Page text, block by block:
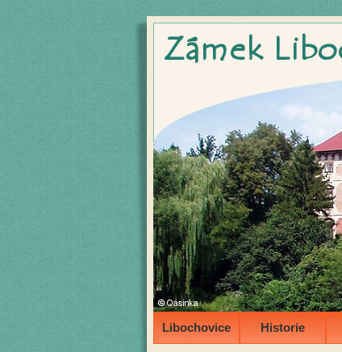
Libochovice Historie